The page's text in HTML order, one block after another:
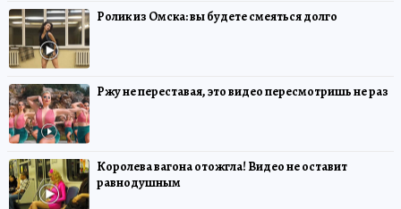
Ролик из Омска: вы будете смеяться долго
Ржу не переставая, это видео пересмотришь не раз
Королева вагона отожгла! Видео не оставит
равнодушным